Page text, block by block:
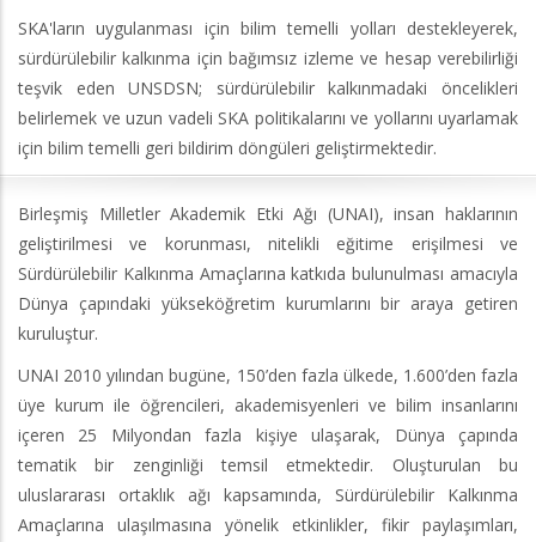
SKA'ların uygulanması için bilim temelli yolları destekleyerek,
sürdürülebilir kalkınma için bağımsız izleme ve hesap verebilirliği
teşvik eden UNSDSN; sürdürülebilir kalkınmadaki öncelikleri
belirlemek ve uzun vadeli SKA politikalarını ve yollarını uyarlamak
için bilim temelli geri bildirim döngüleri geliştirmektedir.
Birleşmiş Milletler Akademik Etki Ağı (UNAI), insan haklarının
geliştirilmesi ve korunması, nitelikli eğitime erişilmesi ve
Sürdürülebilir Kalkınma Amaçlarına katkıda bulunulması amacıyla
Dünya çapındaki yükseköğretim kurumlarını bir araya getiren
kuruluştur.
UNAI 2010 yılından bugüne, 150’den fazla ülkede, 1.600’den fazla
üye kurum ile öğrencileri, akademisyenleri ve bilim insanlarını
içeren 25 Milyondan fazla kişiye ulaşarak, Dünya çapında
tematik bir zenginliği temsil etmektedir. Oluşturulan bu
uluslararası ortaklık ağı kapsamında, Sürdürülebilir Kalkınma
Amaçlarına ulaşılmasına yönelik etkinlikler, fikir paylaşımları,